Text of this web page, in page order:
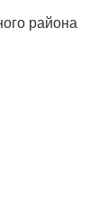
района